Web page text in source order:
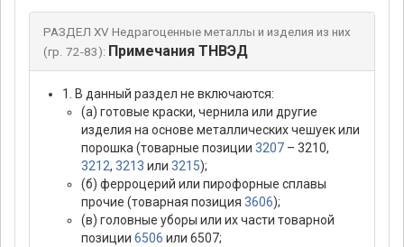
РАЗДЕЛ XV Недрагоценные металлы и изделия из них
(гр. 72-83): Примечания ТНВЭД
1. В данный раздел не включаются:
(а) готовые краски, чернила или другие
изделия на основе металлических чешуек или
порошка (товарные позиции 3207 – 3210,
3212, 3213 или 3215);
(б) ферроцерий или пирофорные сплавы
прочие (товарная позиция 3606);
(в) головные уборы или их части товарной
позиции 6506 или 6507;